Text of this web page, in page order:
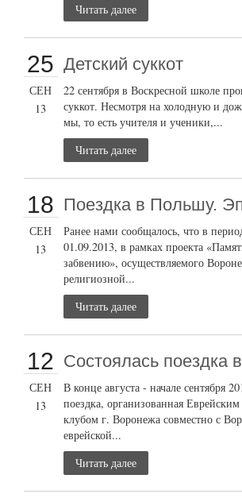
Читать далее
25
СЕН
13
Детский суккот
22 сентября в Воскресной школе
суккот. Несмотря на холодную и
мы, то есть учителя и ученики,...
Читать далее
18
СЕН
13
Поездка в Польшу.
Ранее нами сообщалось, что в
01.09.2013, в рамках проекта
забвению», осуществляемого
религиозной...
Читать далее
12
СЕН
13
Состоялась поездка
В конце августа - начале сентября
поездка, организованная
клубом г. Воронежа совместно с
еврейской...
Читать далее